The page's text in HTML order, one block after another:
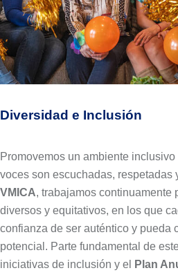
Diversidad e Inclusión​
Promovemos un ambiente
voces son escuchadas, respetadas
VMICA, trabajamos continuamente
diversos y equitativos, en los que
confianza de ser auténtico y pueda
potencial. Parte fundamental de
iniciativas de inclusión y el
Plan